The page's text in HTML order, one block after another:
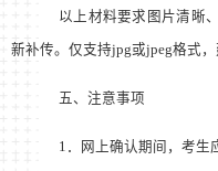
以上材料要求图片清晰
新补传。仅支持jpg或jpeg格式
五、注意事项
1 ．网上确认期间，考生